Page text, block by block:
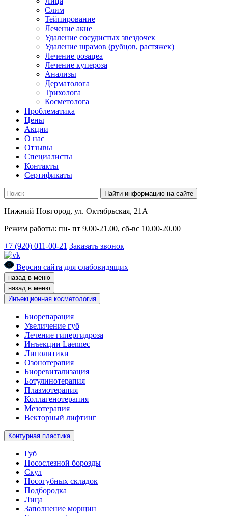
Слим
Тейпирование
Лечение акне
Удаление сосудистых звездочек
Удаление шрамов (рубцов, растяжек)
Лечение розацеа
Лечение купероза
Анализы
Дерматолога
Трихолога
Косметолога
Проблематика
Цены
Акции
О нас
Отзывы
Cпециалисты
Контакты
Сертификаты
Найти информацию на сайте
Нижний Новгород, ул. Октябрьская, 21А
Режим работы: пн- пт 9.00-21.00, сб-вс 10.00-20.00
+7 (920) 011-00-21 Заказать звонок
Версия сайта для слабовидящих
назад в меню
назад в меню
Инъекционная косметология
Биорепарация
Увеличение губ
Лечение гипергидроза
Инъекции Laennec
Липолитики
Озонотерапия
Биоревитализация
Ботулинотерапия
Плазмотерапия
Коллагенотерапия
Мезотерапия
Векторный лифтинг
Контурная пластика
Губ
Носослезной борозды
Скул
Носогубных складок
Подбородка
Лица
Заполнение морщин